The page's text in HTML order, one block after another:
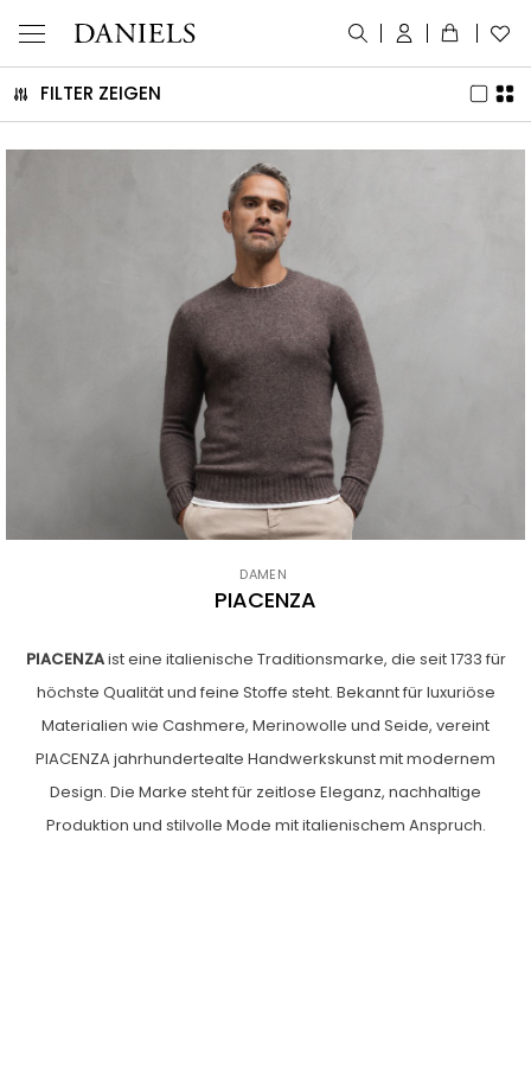
DAMEN
PIACENZA
PIACENZAist eine italienische Traditionsmarke, die seit 1733 für
höchste Qualität und feine Stoffe steht. Bekannt für luxuriöse
Materialien wie Cashmere, Merinowolle und Seide, vereint
PIACENZA jahrhundertealte Handwerkskunst mit modernem
Design. Die Marke steht für zeitlose Eleganz, nachhaltige
Produktion und stilvolle Mode mit italienischem Anspruch.
FILTER ZEIGEN